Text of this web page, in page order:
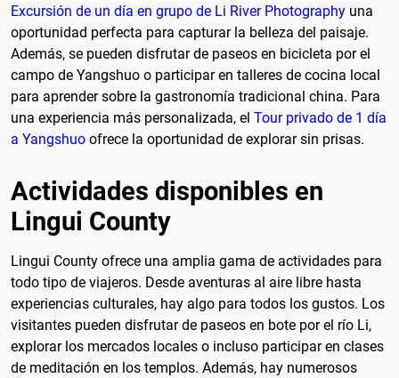
Excursión de un día en grupo de Li River Photography una
oportunidad perfecta para capturar la belleza del paisaje.
Además, se pueden disfrutar de paseos en bicicleta por el
campo de Yangshuo o participar en talleres de cocina local
para aprender sobre la gastronomía tradicional china. Para
una experiencia más personalizada, el Tour privado de 1 día
a Yangshuo ofrece la oportunidad de explorar sin prisas.
Actividades disponibles en
Lingui County
Lingui County ofrece una amplia gama de actividades para
todo tipo de viajeros. Desde aventuras al aire libre hasta
experiencias culturales, hay algo para todos los gustos. Los
visitantes pueden disfrutar de paseos en bote por el río Li,
explorar los mercados locales o incluso participar en clases
de meditación en los templos. Además, hay numerosos